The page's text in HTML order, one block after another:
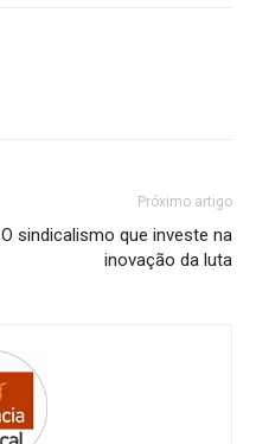
Próximo artigo
O sindicalismo que investe na
inovação da luta